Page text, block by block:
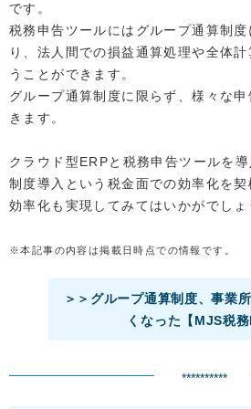
です。
税務申告ツールにはグループ通算制
り、法人間での損益通算処理や全体
うことができます。
グループ通算制度に限らず、様々な
きます。
クラウド型ERPと税務申告ツールを
制度導入という税金面での効率化を
効率化も実現してみてはいかがでしょ
※本記事の内容は掲載日時点での情報です。
＞＞グループ通算制度、事業
くなった【MJS税務
**********